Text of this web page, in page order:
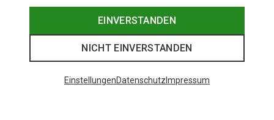
EINVERSTANDEN
NICHT EINVERSTANDEN
EinstellungenDatenschutz Impressum